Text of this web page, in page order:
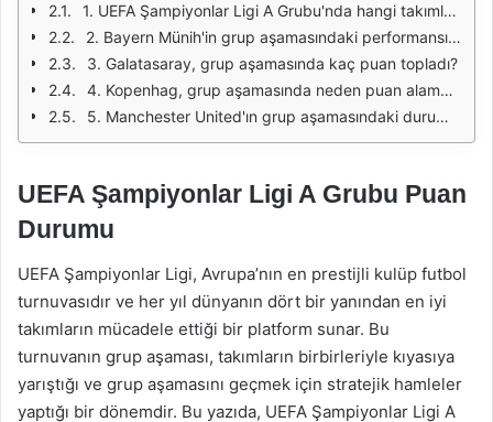
1. UEFA Şampiyonlar Ligi A Grubu'nda hangi takımlar yer alıyor?
2. Bayern Münih'in grup aşamasındaki performansı nasıldır?
3. Galatasaray, grup aşamasında kaç puan topladı?
4. Kopenhag, grup aşamasında neden puan alamadı?
5. Manchester United'ın grup aşamasındaki durumu nedir?
UEFA Şampiyonlar Ligi A Grubu Puan
Durumu
UEFA Şampiyonlar Ligi, Avrupa’nın en prestijli kulüp futbol
turnuvasıdır ve her yıl dünyanın dört bir yanından en iyi
takımların mücadele ettiği bir platform sunar. Bu
turnuvanın grup aşaması, takımların birbirleriyle kıyasıya
yarıştığı ve grup aşamasını geçmek için stratejik hamleler
yaptığı bir dönemdir. Bu yazıda, UEFA Şampiyonlar Ligi A